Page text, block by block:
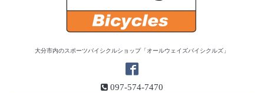
大分市内のスポーツバイシクルショップ「オールウェイズバイシクルズ」
097-574-7470